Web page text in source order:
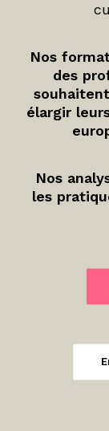
Nos
des
élargir
Nos
les